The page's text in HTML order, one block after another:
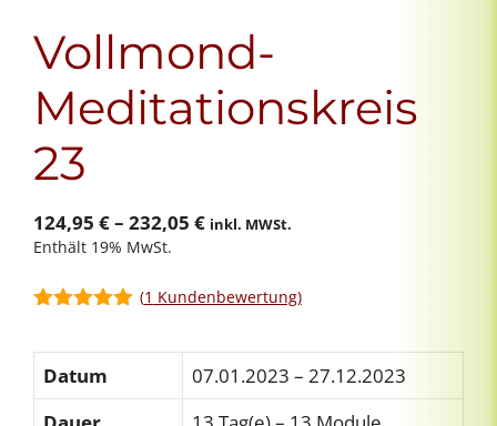
Vollmond-
Meditationskreis
23
124,95 €– 232,05 €Preisspanne:
232,05 €
inkl. MWSt.
Enthält 19% MwSt.
(1 Kundenbewertung)
Datum
07.01.2023 – 27.12.2023